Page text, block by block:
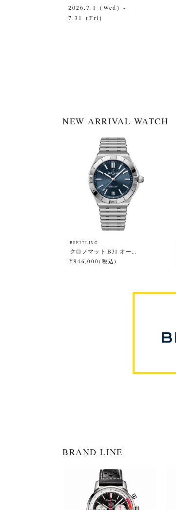
2026.7.1（Wed）-
7.31（Fri）
NEW ARRIVAL WATCH
BREITLING
クロノマット B31 オー...
¥946,000(税込)
BRAND LINE